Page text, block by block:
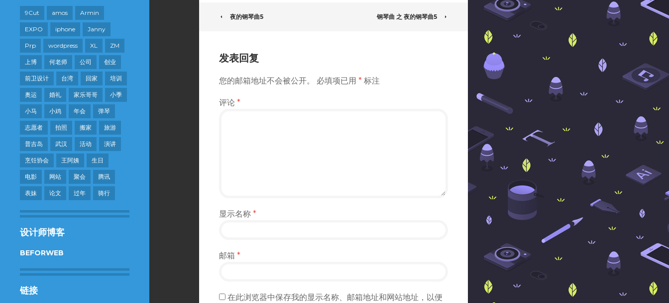
POST
夜的钢琴曲5 钢琴曲 之 夜的钢琴曲5
发表回复
您的邮箱地址不会被公开。 必填项已用 * 标注
评论 *
显示名称 *
邮箱 *
在此浏览器中保存我的显示名称、邮箱地址和网站地址，以便
9Cut amos Armin
EXPO iphone Janny
Prp wordpress XL ZM
上博 何老师 公司 创业
前卫设计 台湾 回家 培训
奥运 婚礼 家乐哥哥 小季
小马 小鸡 年会 弹琴
志愿者 拍照 搬家 旅游
普吉岛 武汉 活动 演讲
烹饪协会 王阿姨 生日
电影 网站 聚会 腾讯
表妹 论文 过年 骑行
设计师博客
BEFORWEB
链接